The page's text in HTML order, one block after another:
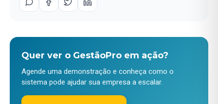
Quer ver o GestãoPro em ação?
Agende uma demonstração e conheça como o
sistema pode ajudar sua empresa a escalar.